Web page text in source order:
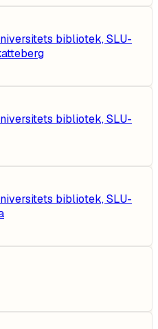
bibliotek, SLU-
bibliotek, SLU-
bibliotek, SLU-